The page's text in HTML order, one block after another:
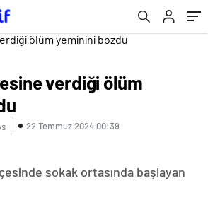
verdiği ölüm
22 Temmuz 2024 00:39
sokak ortasında başlayan